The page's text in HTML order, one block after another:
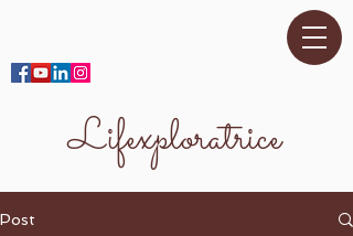
Lifexploratrice
Post